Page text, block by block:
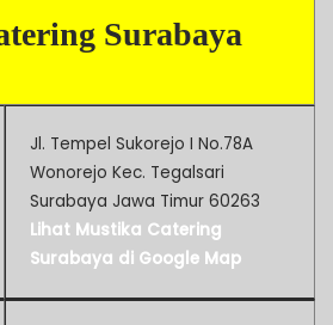
Surabaya
Jl. Tempel Sukorejo I No.78A
Wonorejo Kec. Tegalsari
Surabaya Jawa Timur 60263
Lihat Mustika Catering
Surabaya di Google Map